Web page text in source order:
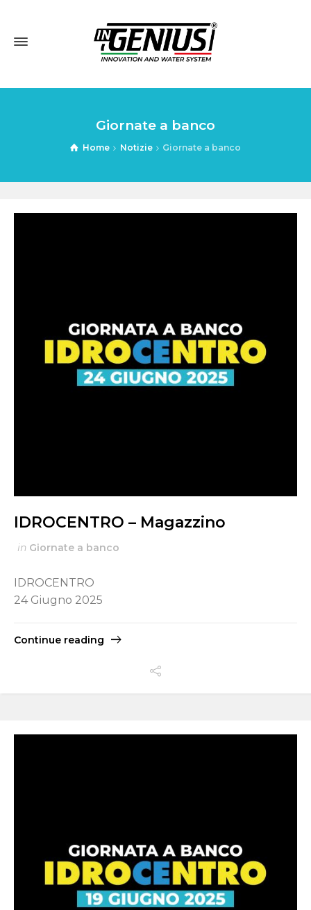
Giornate a banco
Home Notizie Giornate a banco
IDROCENTRO – Magazzino
in Giornate a banco
IDROCENTRO
24 Giugno 2025
Continue reading